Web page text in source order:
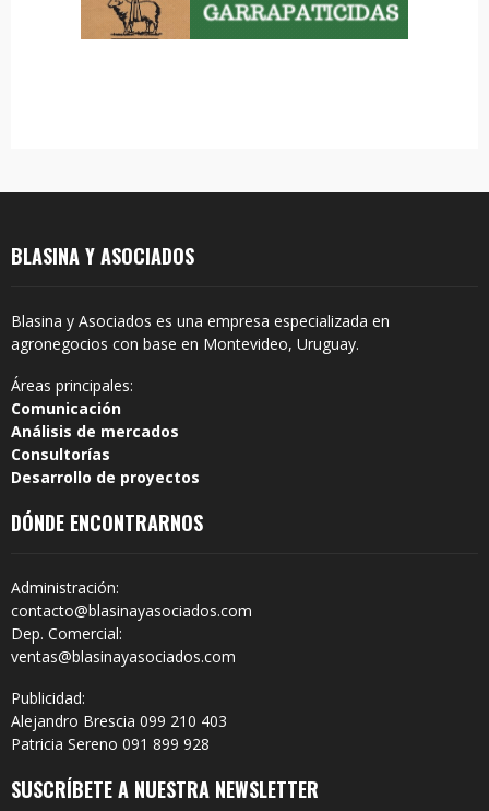
BLASINA Y ASOCIADOS
Blasina y Asociados es una empresa especializada en
agronegocios con base en Montevideo, Uruguay.
Áreas principales:
Comunicación
Análisis de mercados
Consultorías
Desarrollo de proyectos
DÓNDE ENCONTRARNOS
Administración:
contacto@blasinayasociados.com
Dep. Comercial:
ventas@blasinayasociados.com
Publicidad:
Alejandro Brescia 099 210 403
Patricia Sereno 091 899 928
SUSCRÍBETE A NUESTRA NEWSLETTER